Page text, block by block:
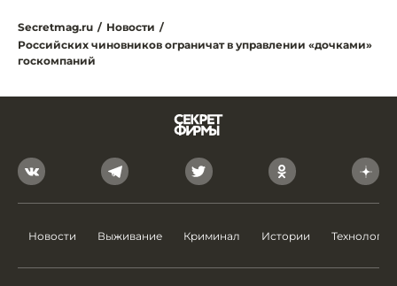
Secretmag.ru / Новости /
Российских чиновников ограничат в управлении «дочками»
госкомпаний
Новости Выживание Криминал Истории Технологии